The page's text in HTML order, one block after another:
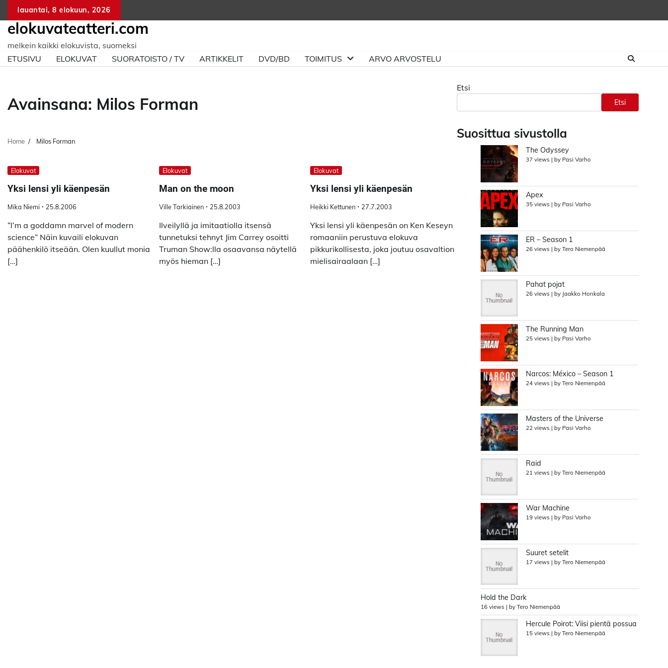
content
lauantai, 8 elokuun, 2026
elokuvateatteri.com
melkein kaikki elokuvista, suomeksi
ETUSIVU
ELOKUVAT SUORATOISTO / TV ARTIKKELIT DVD/BD TOIMITUS ARVO ARVOSTELU
Avainsana: Milos Forman
Home Milos Forman
Elokuvat
Yksi lensi yli käenpesän
Mika Niemi 25.8.2006
”I’m a goddamn marvel of modern
science” Näin kuvaili elokuvan
päähenkilö itseään. Olen kuullut monia
[…]
Elokuvat
Man on the moon
Ville Tarkiainen 25.8.2003
Ilveilyllä ja imitaatiolla itsensä
tunnetuksi tehnyt Jim Carrey osoitti
Truman Show:lla osaavansa näytellä
myös hieman […]
Elokuvat
Yksi lensi yli käenpesän
Heikki Kettunen 27.7.2003
Yksi lensi yli käenpesän on Ken Keseyn
romaaniin perustuva elokuva
pikkurikollisesta, joka joutuu osavaltion
mielisairaalaan […]
Etsi
Etsi
Suosittua sivustolla
The Odyssey
37 views | by Pasi Varho
Apex
35 views | by Pasi Varho
ER – Season 1
26 views | by Tero Niemenpää
Pahat pojat
26 views | by Jaakko Honkala
The Running Man
25 views | by Pasi Varho
Narcos: México – Season 1
24 views | by Tero Niemenpää
Masters of the Universe
22 views | by Pasi Varho
Raid
21 views | by Tero Niemenpää
War Machine
19 views | by Pasi Varho
Suuret setelit
17 views | by Tero Niemenpää
Hold the Dark
16 views | by Tero Niemenpää
Hercule Poirot: Viisi pientä possua
15 views | by Tero Niemenpää